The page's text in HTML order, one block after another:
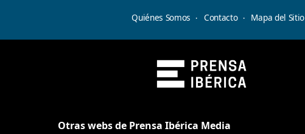
Quiénes Somos Contacto Mapa del Sitio
Otras webs de Prensa Ibérica Media